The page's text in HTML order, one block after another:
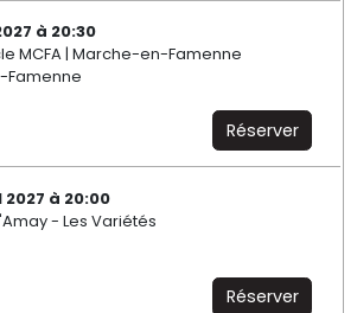
à 20:30
MCFA | Marche-en-Famenne
Famenne
Réserver
à 20:00
- Les Variétés
Réserver